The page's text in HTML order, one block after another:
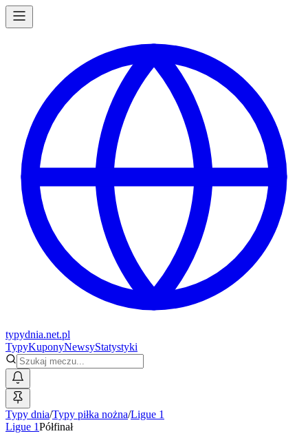
typydnia.net.pl
TypyKuponyNewsyStatystyki
Typy dnia/Typy piłka nożna/Ligue 1
Ligue 1Półfinał